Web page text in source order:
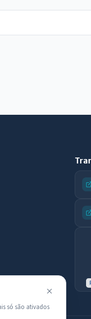
só são ativados
IntGest